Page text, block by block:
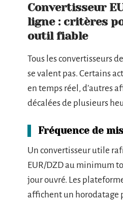
Convertisseur
ligne : critères
outil fiable
Tous les convertisseurs
se valent pas. Certains
en temps réel, d’autres
décalées de plusieurs
Fréquence de
Un convertisseur utile
EUR/DZD au minimum
jour ouvré. Les
affichent un horodatage